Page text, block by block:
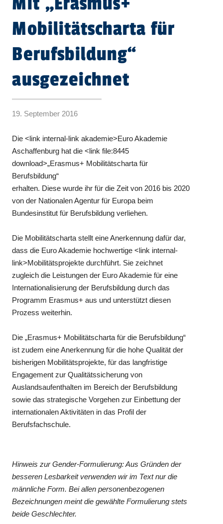
Mobilitätscharta für
Berufsbildung“
ausgezeichnet
19. September 2016
Die <link internal-link akademie>Euro Akademie
Aschaffenburg hat die <link file:8445
download>„Erasmus+ Mobilitätscharta für
Berufsbildung“
erhalten. Diese wurde ihr für die Zeit von 2016 bis 2020
von der Nationalen Agentur für Europa beim
Bundesinstitut für Berufsbildung verliehen.
Die Mobilitätscharta stellt eine Anerkennung dafür dar,
dass die Euro Akademie hochwertige <link internal-
link>Mobilitätsprojekte durchführt. Sie zeichnet
zugleich die Leistungen der Euro Akademie für eine
Internationalisierung der Berufsbildung durch das
Programm Erasmus+ aus und unterstützt diesen
Prozess weiterhin.
Die „Erasmus+ Mobilitätscharta für die Berufsbildung“
ist zudem eine Anerkennung für die hohe Qualität der
bisherigen Mobilitätsprojekte, für das langfristige
Engagement zur Qualitätssicherung von
Auslandsaufenthalten im Bereich der Berufsbildung
sowie das strategische Vorgehen zur Einbettung der
internationalen Aktivitäten in das Profil der
Berufsfachschule.
Hinweis zur Gender-Formulierung: Aus Gründen der
besseren Lesbarkeit verwenden wir im Text nur die
männliche Form. Bei allen personenbezogenen
Bezeichnungen meint die gewählte Formulierung stets
beide Geschlechter.